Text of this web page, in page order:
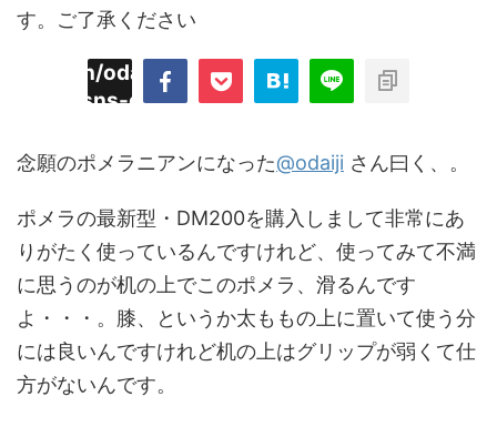
す。ご了承ください
odaiji.com/public_html/blog/wp-
sns-count-cache/sns-count-
念願のポメラニアンになった@odaiji さん曰く、。
ポメラの最新型・DM200を購入しまして非常にあ
りがたく使っているんですけれど、使ってみて不満
に思うのが机の上でこのポメラ、滑るんです
よ・・・。膝、というか太ももの上に置いて使う分
には良いんですけれど机の上はグリップが弱くて仕
方がないんです。